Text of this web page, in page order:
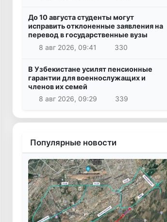
До 10 августа студенты могут
исправить отклоненные заявления на
перевод в государственные вузы
8 авг 2026, 09:41
330
В Узбекистане усилят пенсионные
гарантии для военнослужащих и
членов их семей
8 авг 2026, 09:29
339
Популярные новости